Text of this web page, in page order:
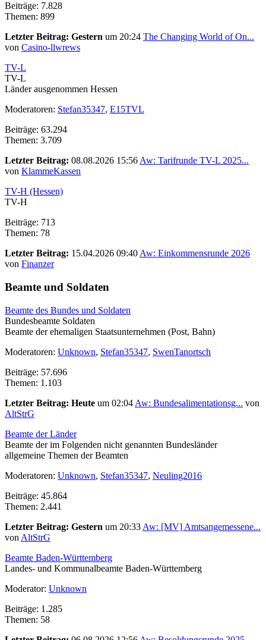
Beiträge: 7.828
Themen: 899
Letzter Beitrag: Gestern um 20:24 The Changing World of On...
von Casino-llwrews
TV-L
TV-L
Länder ausgenommen Hessen
Moderatoren: Stefan35347, E15TVL
Beiträge: 63.294
Themen: 3.709
Letzter Beitrag: 08.08.2026 15:56 Aw: Tarifrunde TV-L 2025...
von KlammeKassen
TV-H (Hessen)
TV-H
Beiträge: 713
Themen: 78
Letzter Beitrag: 15.04.2026 09:40 Aw: Einkommensrunde 2026
von Finanzer
Beamte und Soldaten
Beamte des Bundes und Soldaten
Bundesbeamte Soldaten
Beamte der ehemaligen Staatsunternehmen (Post, Bahn)
Moderatoren: Unknown, Stefan35347, SwenTanortsch
Beiträge: 57.696
Themen: 1.103
Letzter Beitrag: Heute um 02:04 Aw: Bundesalimentationsg... von
AltStrG
Beamte der Länder
Beamte der im Folgenden nicht genannten Bundesländer
allgemeine Themen der Beamten
Moderatoren: Unknown, Stefan35347, Neuling2016
Beiträge: 45.864
Themen: 2.441
Letzter Beitrag: Gestern um 20:33 Aw: [MV] Amtsangemessene...
von AltStrG
Beamte Baden-Württemberg
Landes- und Kommunalbeamte Baden-Württemberg
Moderator: Unknown
Beiträge: 1.285
Themen: 58